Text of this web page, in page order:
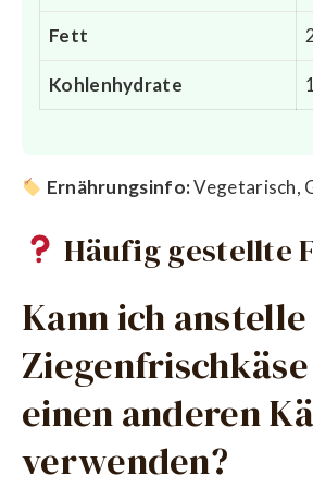
Fett
Kohlenhydrate
Ernährungsinfo:Vegetarisch,
Häufig gestellte
Kann ich
einen anderen
verwenden?